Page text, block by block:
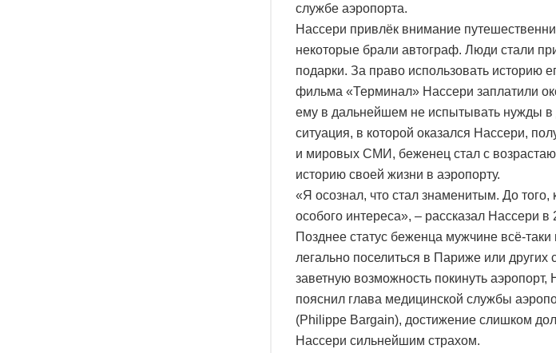
службе аэропорта.
Нассери привлёк внимание
некоторые брали автограф. Люди стали
подарки. За право использовать историю
фильма «Терминал» Нассери заплатили
ему в дальнейшем не испытывать нужды в
ситуация, в которой оказался Нассери,
и мировых СМИ, беженец стал с
историю своей жизни в аэропорту.
«Я осознал, что стал знаменитым. До того,
особого интереса», – рассказал Нассери в
Позднее статус беженца мужчине всё-
легально поселиться в Париже или
заветную возможность покинуть
пояснил глава медицинской службы
(Philippe Bargain), достижение слишком
Нассери сильнейшим страхом.